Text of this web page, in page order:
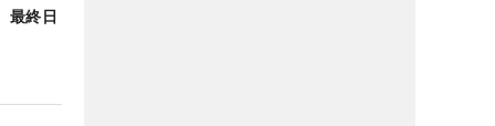
最終日